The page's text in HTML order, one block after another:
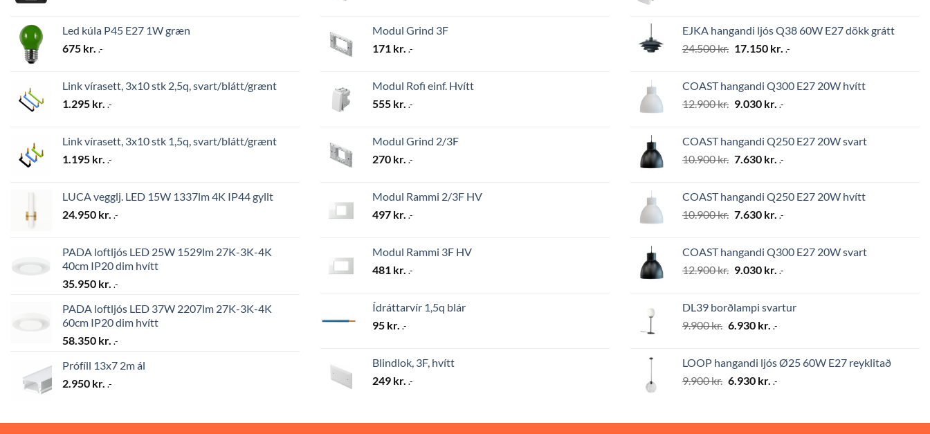
Led kúla P45 E27 1W græn
675 kr. .-
Link vírasett, 3x10 stk 2,5q, svart/blátt/grænt
1.295 kr. .-
Link vírasett, 3x10 stk 1,5q, svart/blátt/grænt
1.195 kr. .-
LUCA vegglj. LED 15W 1337lm 4K IP44 gyllt
24.950 kr. .-
PADA loftljós LED 25W 1529lm 27K-3K-4K
40cm IP20 dim hvítt
35.950 kr. .-
PADA loftljós LED 37W 2207lm 27K-3K-4K
60cm IP20 dim hvítt
58.350 kr. .-
Prófíll 13x7 2m ál
2.950 kr. .-
Modul Grind 3F
171 kr. .-
Modul Rofi einf. Hvítt
555 kr. .-
Modul Grind 2/3F
270 kr. .-
Modul Rammi 2/3F HV
497 kr. .-
Modul Rammi 3F HV
481 kr. .-
Ídráttarvír 1,5q blár
95 kr. .-
Blindlok, 3F, hvítt
249 kr. .-
2.794 kr..1.956 kr..
EJKA hangandi ljós Q38 60W E27 dökk grátt
24.500kr. Original
24.500 kr..
17.150 kr. Current
17.150 kr..
.-
COAST hangandi Q300 E27 20W hvítt
12.900kr. Original
12.900 kr..
9.030 kr. Current
9.030 kr..
.-
COAST hangandi Q250 E27 20W svart
10.900kr. Original
10.900 kr..
7.630 kr. Current
7.630 kr..
.-
COAST hangandi Q250 E27 20W hvítt
10.900kr. Original
10.900 kr..
7.630 kr. Current
7.630 kr..
.-
COAST hangandi Q300 E27 20W svart
12.900kr. Original
12.900 kr..
9.030 kr. Current
9.030 kr..
.-
DL39 borðlampi svartur
9.900kr. Original
9.900 kr..
6.930 kr. Current
6.930 kr..
.-
LOOP hangandi ljós Ø25 60W E27 reyklitað
9.900kr. Original
9.900 kr..
6.930 kr. Current
6.930 kr..
.-